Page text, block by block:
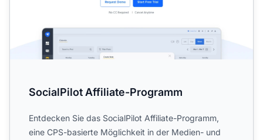
SocialPilot Affiliate-Programm
Entdecken Sie das SocialPilot Affiliate-Programm,
eine CPS-basierte Möglichkeit in der Medien- und